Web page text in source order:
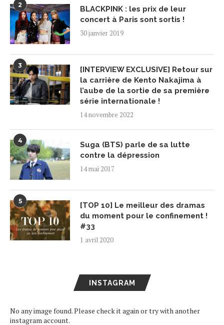
2
BLACKPINK : les prix de leur
concert à Paris sont sortis !
30 janvier 2019
3
[INTERVIEW EXCLUSIVE] Retour sur
la carrière de Kento Nakajima à
l’aube de la sortie de sa première
série internationale !
14 novembre 2022
4
Suga (BTS) parle de sa lutte
contre la dépression
14 mai 2017
5
[TOP 10] Le meilleur des dramas
du moment pour le confinement !
#33
1 avril 2020
INSTAGRAM
No any image found. Please check it again or try with another
instagram account.